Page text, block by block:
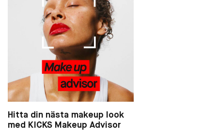
Hitta din nästa makeup look
med KICKS Makeup Advisor